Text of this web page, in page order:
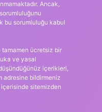
Ancak,
bu sorumluluğu kabul
tamamen ücretsiz bir
ve yasal
içerikleri,
adresine bildirmeniz
sitemizden